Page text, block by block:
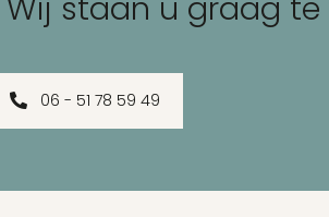
06 - 51 78 59 49